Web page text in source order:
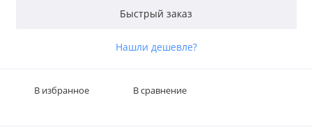
Быстрый заказ
Нашли дешевле?
В избранное В сравнение